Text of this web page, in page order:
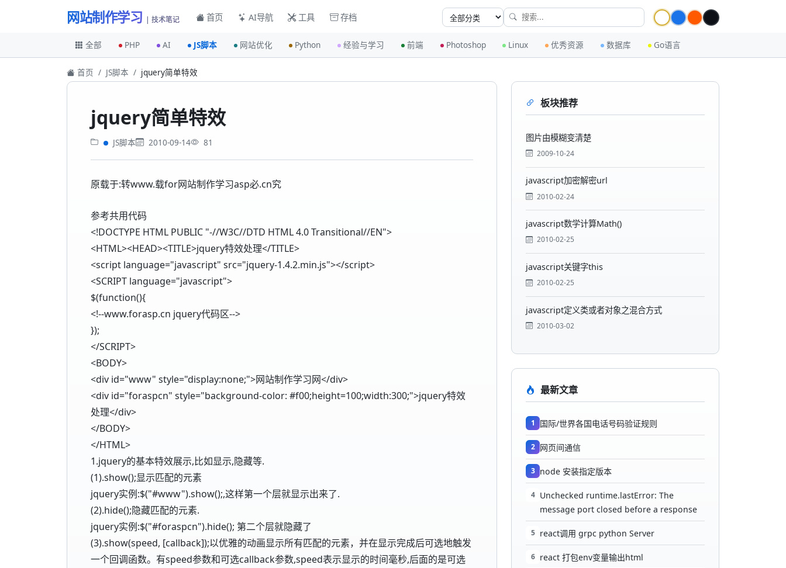
网站制作学习 | 技术笔记 首页 AI导航 工具 存档
全部 PHP AI JS脚本 网站优化 Python 经验与学习 前端 Photoshop Linux 优秀资源 数据库 Go语言
首页 JS脚本 jquery简单特效
jquery简单特效
JS脚本 2010-09-14 81
原载于:转www.载for网站制作学习asp必.cn究
参考共用代码
<!DOCTYPE HTML PUBLIC "-//W3C//DTD HTML 4.0 Transitional//EN">
<HTML><HEAD><TITLE>jquery特效处理</TITLE>
<script language="javascript" src="jquery-1.4.2.min.js"></script>
<SCRIPT language="javascript">
$(function(){
<!--www.forasp.cn jquery代码区-->
});
</SCRIPT>
<BODY>
<div id="www" style="display:none;">网站制作学习网</div>
<div id="foraspcn" style="background-color: #f00;height=100;width:300;">jquery特效
处理</div>
</BODY>
</HTML>
1.jquery的基本特效展示,比如显示,隐藏等.
(1).show();显示匹配的元素
jquery实例:$("#www").show();,这样第一个层就显示出来了.
(2).hide();隐藏匹配的元素.
jquery实例:$("#foraspcn").hide(); 第二个层就隐藏了
(3).show(speed, [callback]);以优雅的动画显示所有匹配的元素，并在显示完成后可选地触发
一个回调函数。有speed参数和可选callback参数,speed表示显示的时间毫秒,后面的是可选
板块推荐
图片由模糊变清楚
2009-10-24
javascript加密解密url
2010-02-24
javascript数学计算Math()
2010-02-25
javascript关键字this
2010-02-25
javascript定义类或者对象之混合方式
2010-03-02
最新文章
1 国际/世界各国电话号码验证规则
2 网页间通信
3 node 安装指定版本
4 Unchecked runtime.lastError: The
message port closed before a response
5 react调用 grpc python Server
6 react 打包env变量输出html